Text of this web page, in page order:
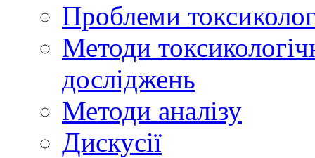
Проблеми
Методи
досліджень
Методи аналізу
Дискусії